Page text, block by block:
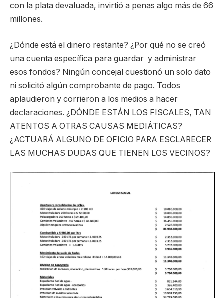
con la plata devaluada, invirtió a penas algo más de 66
millones.
¿Dónde está el dinero restante? ¿Por qué no se creó
una cuenta específica para guardar y administrar
esos fondos? Ningún concejal cuestionó un solo dato
ni solicitó algún comprobante de pago. Todos
aplaudieron y corrieron a los medios a hacer
declaraciones. ¿DÓNDE ESTÁN LOS FISCALES, TAN
ATENTOS A OTRAS CAUSAS MEDIÁTICAS?
¿ACTUARÁ ALGUNO DE OFICIO PARA ESCLARECER
LAS MUCHAS DUDAS QUE TIENEN LOS VECINOS?